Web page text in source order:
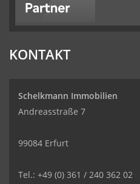
KONTAKT
Schelkmann Immobilien
Andreasstraße 7
99084 Erfurt
Tel.: +49 (0) 361 / 240 362 02